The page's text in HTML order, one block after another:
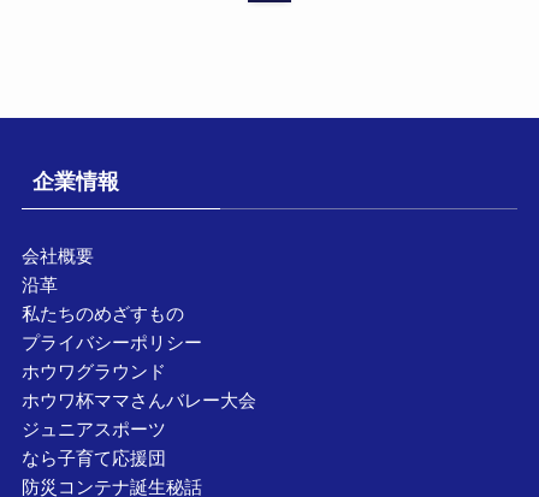
企業情報
会社概要
沿革
私たちのめざすもの
プライバシーポリシー
ホウワグラウンド
ホウワ杯ママさんバレー大会
ジュニアスポーツ
なら子育て応援団
防災コンテナ誕生秘話